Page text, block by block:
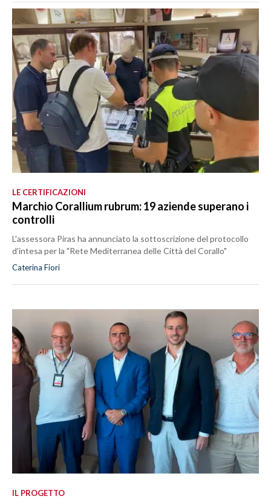
LE CERTIFICAZIONI
Marchio Corallium rubrum: 19 aziende superano i
controlli
L'assessora Piras ha annunciato la sottoscrizione del protocollo
d'intesa per la "Rete Mediterranea delle Città del Corallo"
Caterina Fiori
IL PROGETTO